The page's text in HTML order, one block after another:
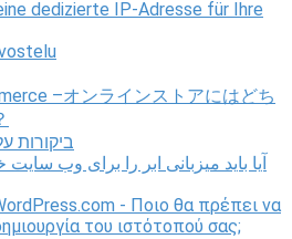
dedizierte IP-Adresse für Ihre
–オンラインストアにはどち
ביקורות על
آیا باید میزبانی ابر را برای وب
- Ποιο θα πρέπει να
του ιστότοπού σας;